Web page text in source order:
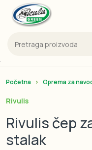
Početna Oprema za
Rivulis
Rivulis čep
stalak